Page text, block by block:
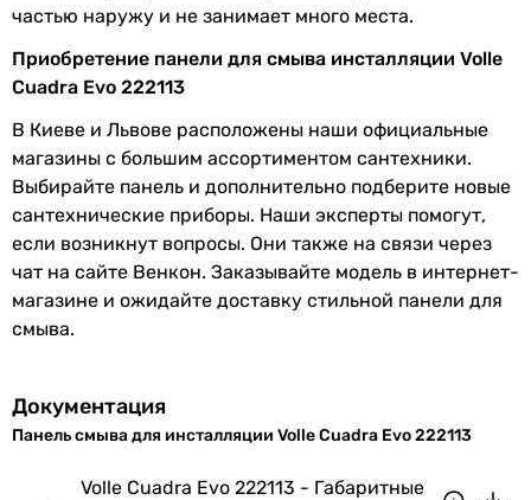
частью наружу и не занимает много места.
Приобретение панели для смыва инсталляции Volle
Cuadra Evo 222113
В Киеве и Львове расположены наши официальные
магазины с большим ассортиментом сантехники.
Выбирайте панель и дополнительно подберите новые
сантехнические приборы. Наши эксперты помогут,
если возникнут вопросы. Они также на связи через
чат на сайте Венкон. Заказывайте модель в интернет-
магазине и ожидайте доставку стильной панели для
смыва.
Документация
Панель смыва для инсталляции Volle Cuadra Evo 222113
Volle Cuadra Evo 222113 - Габаритные